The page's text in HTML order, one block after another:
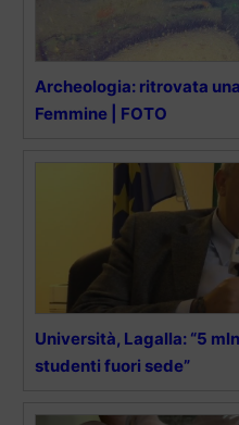
Archeologia: ritrovata
Femmine | FOTO
Università, Lagalla: “5
studenti fuori sede”